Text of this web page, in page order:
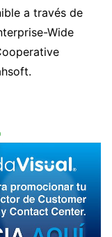
a través de
Wide